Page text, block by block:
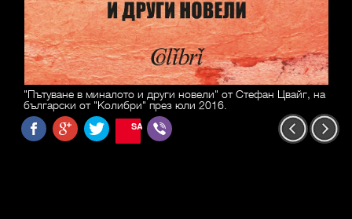
"Пътуване в миналото и други новели" от Стефан Цвайг, на
български от "Колибри" през юли 2016.
SAVE